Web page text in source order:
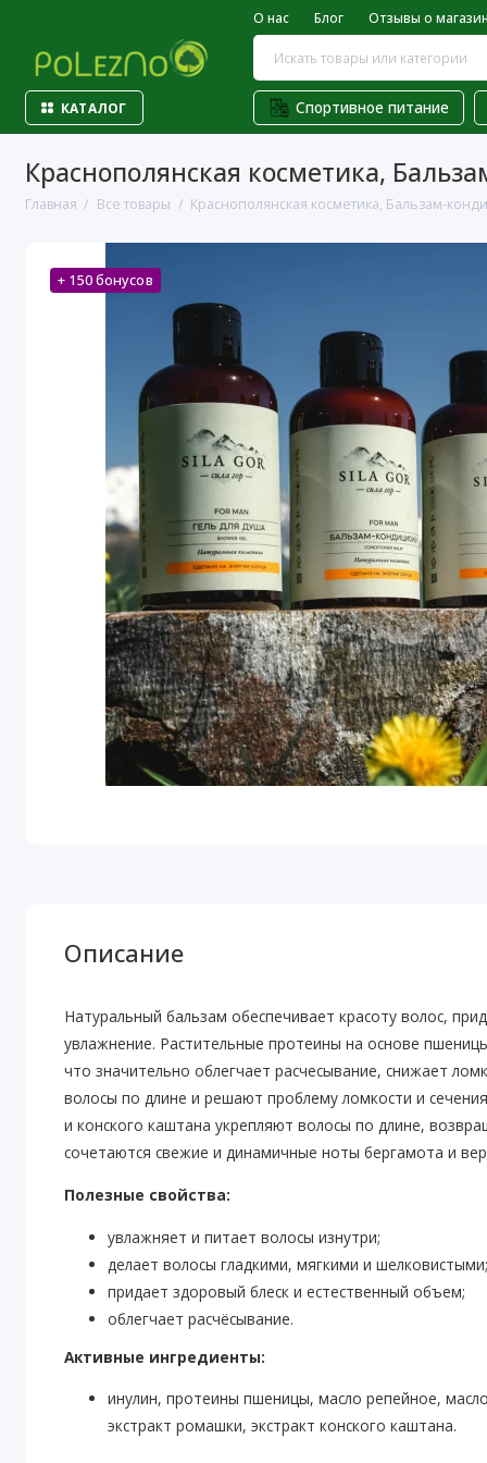
О нас Блог Отзывы о
КАТАЛОГ Спортивное питание
Краснополянская косметика,
Главная Все товары Краснополянская косметика, Бальзам-
+ 150 бонусов
Описание
Натуральный бальзам обеспечивает красоту волос,
увлажнение. Растительные протеины на основе
что значительно облегчает расчесывание, снижает
волосы по длине и решают проблему ломкости и
и конского каштана укрепляют волосы по длине,
сочетаются свежие и динамичные ноты бергамота и
Полезные свойства:
увлажняет и питает волосы изнутри;
делает волосы гладкими, мягкими и шелковистыми;
придает здоровый блеск и естественный объем;
облегчает расчёсывание.
Активные ингредиенты:
инулин, протеины пшеницы, масло репейное,
экстракт ромашки, экстракт конского каштана.